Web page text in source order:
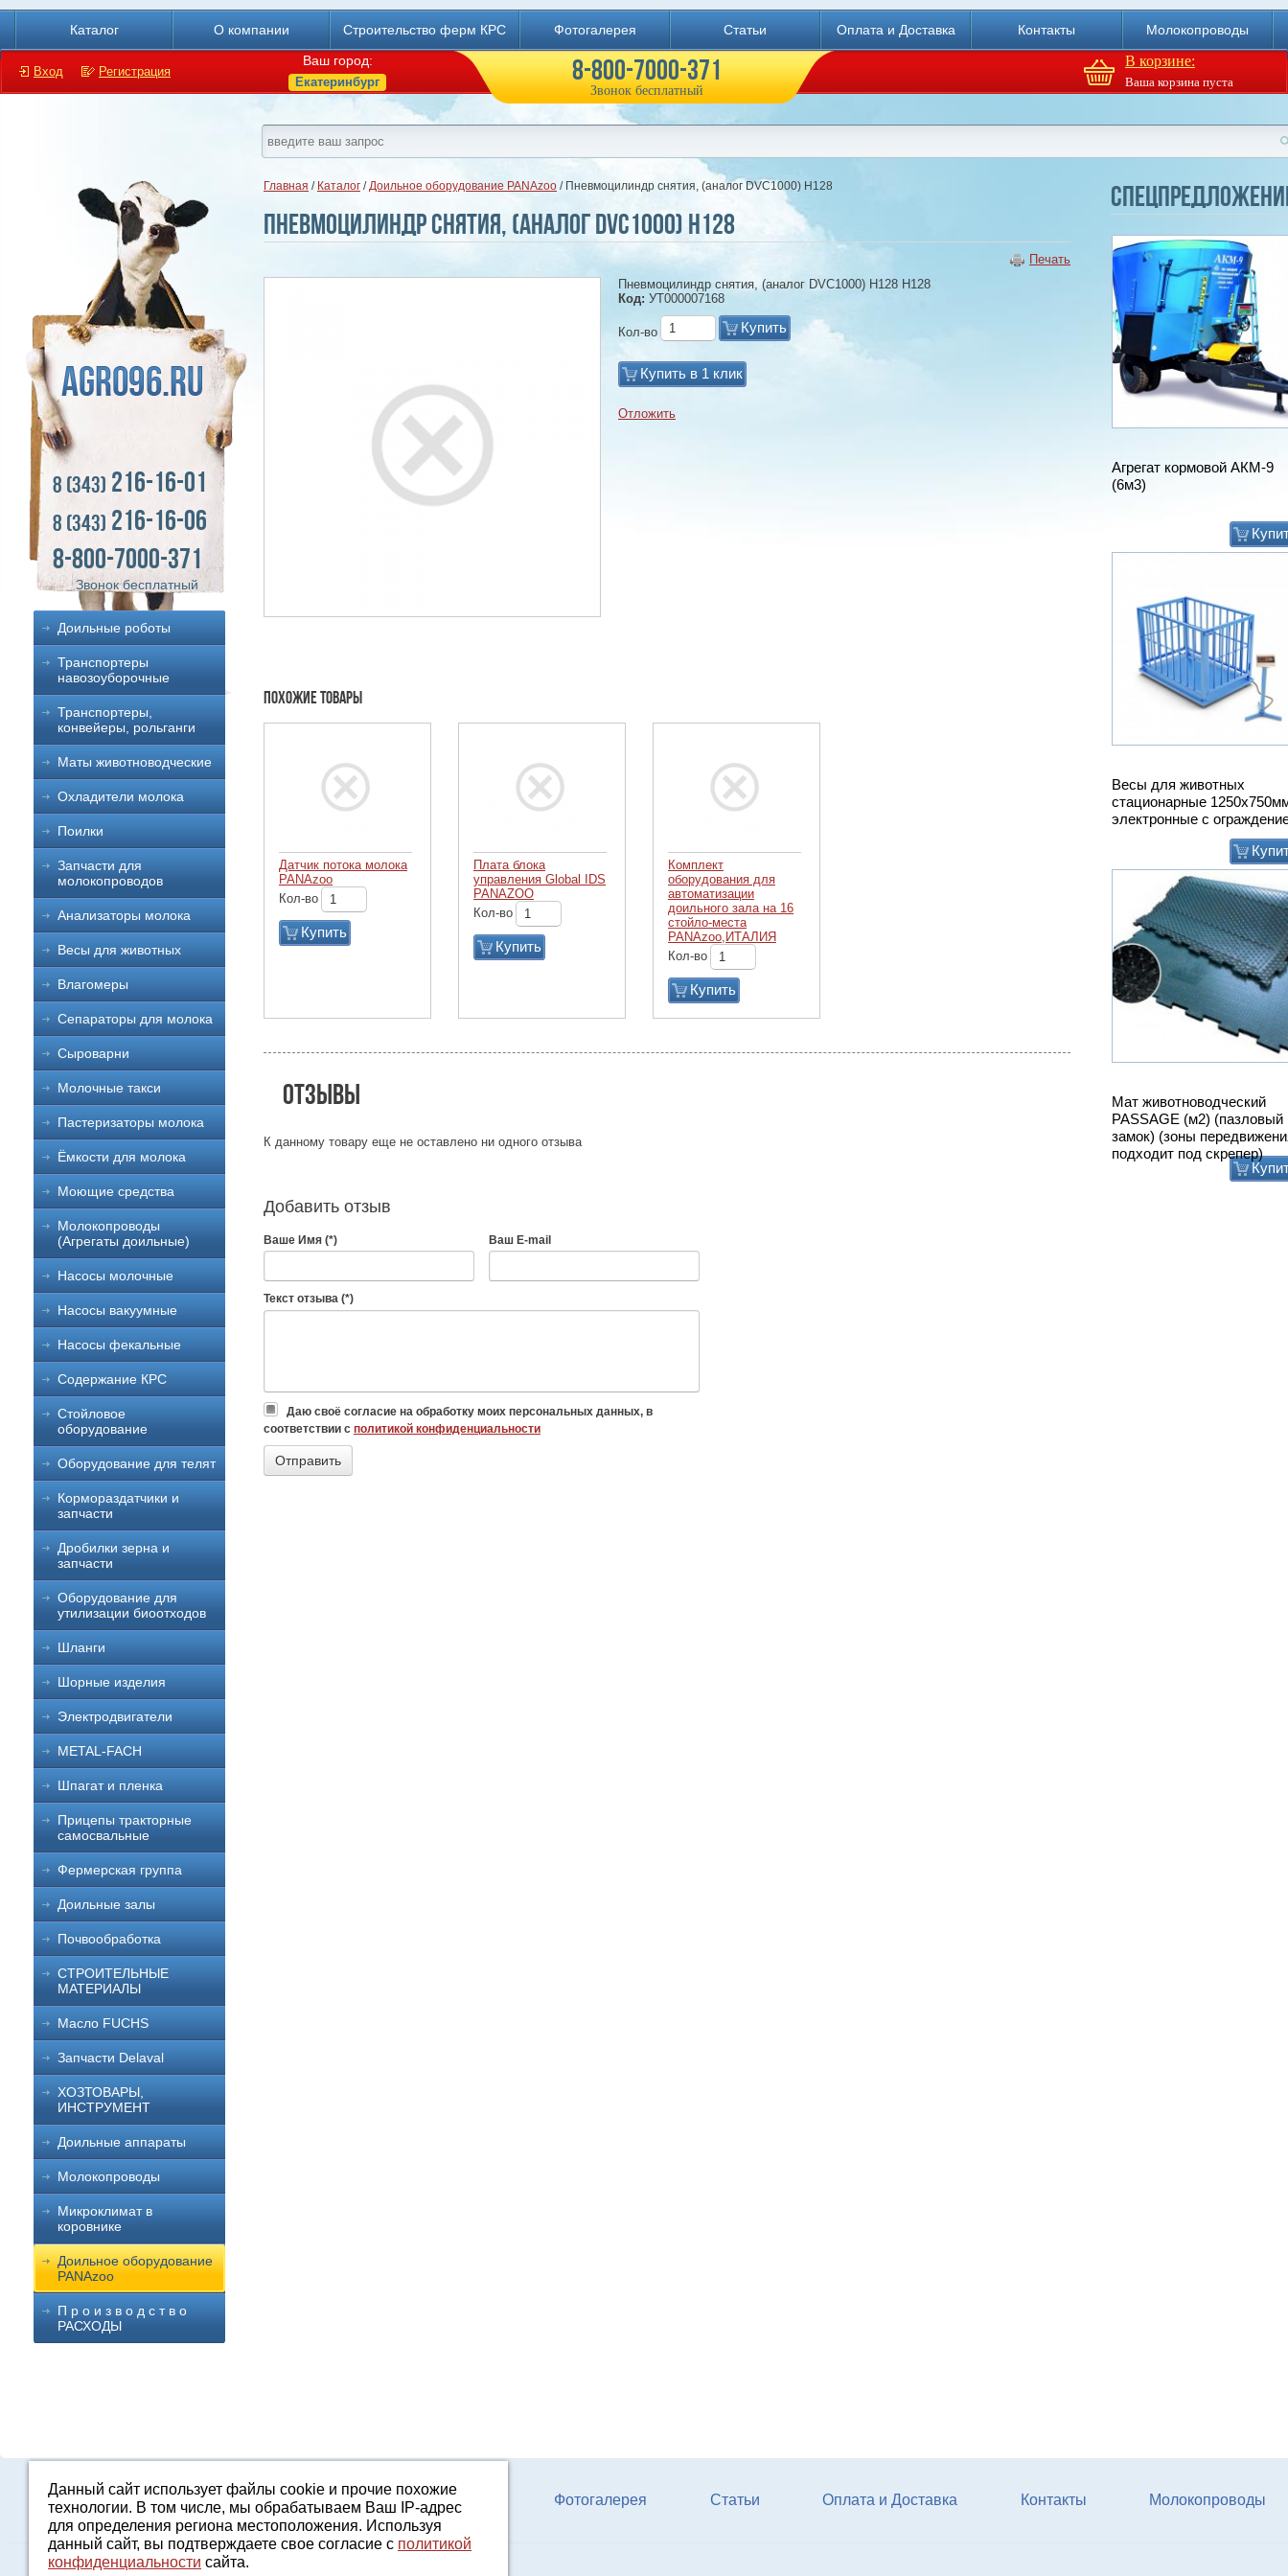
Каталог О компании Строительство ферм КРС Фотогалерея Статьи Оплата и Доставка Контакты Молокопроводы
Вход Регистрация
Ваш город:
Екатеринбург
В корзине:
Ваша корзина пуста
8-800-7000-371
Звонок бесплатный
8 (343) 216-16-01
8 (343) 216-16-06
8-800-7000-371
Звонок бесплатный
Доильные роботы
Транспортеры
навозоуборочные
Транспортеры,
конвейеры, рольганги
Маты животноводческие
Охладители молока
Поилки
Запчасти для
молокопроводов
Анализаторы молока
Весы для животных
Влагомеры
Сепараторы для молока
Сыроварни
Молочные такси
Пастеризаторы молока
Ёмкости для молока
Моющие средства
Молокопроводы
(Агрегаты доильные)
Насосы молочные
Насосы вакуумные
Насосы фекальные
Содержание КРС
Стойловое
оборудование
Оборудование для телят
Кормораздатчики и
запчасти
Дробилки зерна и
запчасти
Оборудование для
утилизации биоотходов
Шланги
Шорные изделия
Электродвигатели
METAL-FACH
Шпагат и пленка
Прицепы тракторные
самосвальные
Фермерская группа
Доильные залы
Почвообработка
СТРОИТЕЛЬНЫЕ
МАТЕРИАЛЫ
Масло FUCHS
Запчасти Delaval
ХОЗТОВАРЫ,
ИНСТРУМЕНТ
Доильные аппараты
Молокопроводы
Микроклимат в
коровнике
Доильное оборудование
PANAzoo
П р о и з в о д с т в о
РАСХОДЫ
Агрегат кормовой АКМ-9
(6м3)
Весы для животных
стационарные
электронные с
Мат животноводческий
PASSAGE (м2) (пазловый
замок) (зоны
подходит под скрепер)
Главная / Каталог /Доильное оборудование PANAzoo / Пневмоцилиндр снятия, (аналог DVC1000) Н128
Пневмоцилиндр снятия, (аналог DVC1000) Н128
Печать
Пневмоцилиндр снятия, (аналог DVC1000) Н128 Н128
Код: УТ000007168
Кол-во Купить
Купить в 1 клик
Отложить
Похожие товары
Датчик потока молока
PANAzoo
Кол-во
Купить
Плата блока
управления Global IDS
PANAZOO
Кол-во
Купить
Комплект
оборудования для
автоматизации
доильного зала на 16
стойло-места
PANAzoo,ИТАЛИЯ
Кол-во
Купить
Отзывы
К данному товару еще не оставлено ни одного отзыва
Добавить отзыв
Ваше Имя (*) Ваш E-mail
Текст отзыва (*)
Даю своё согласие на обработку моих персональных данных, в
соответствии с политикой конфиденциальности
Каталог О компании Строительство ферм КРС Фотогалерея Статьи Оплата и Доставка Контакты Молокопроводы
Данный сайт использует файлы cookie и прочие похожие
технологии. В том числе, мы обрабатываем Ваш IP-адрес
для определения региона местоположения. Используя
данный сайт, вы подтверждаете свое согласие с политикой
конфиденциальности сайта.